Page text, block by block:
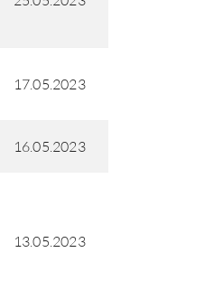
17.05.2023
16.05.2023
13.05.2023